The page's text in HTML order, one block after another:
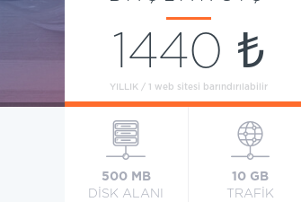
1440 ₺
YILLIK / 1 web sitesi barındırılabilir
500 MB
DİSK ALANI
10 GB
TRAFİK